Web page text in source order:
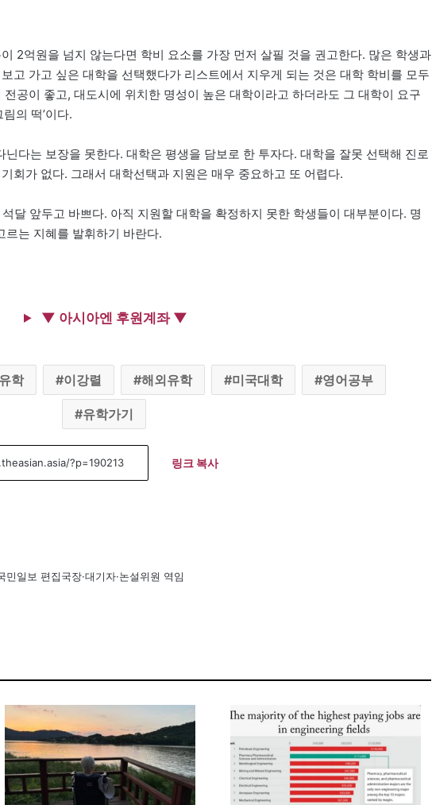
2억원을 넘지 않는다면 학비 요소를 가장 먼저 살필 것을 권고한다. 많은 학생과
고 가고 싶은 대학을 선택했다가 리스트에서 지우게 되는 것은 대학 학비를 모두
공이 좋고, 대도시에 위치한 명성이 높은 대학이라고 하더라도 그 대학이 요구
의 떡’이다.
다는 보장을 못한다. 대학은 평생을 담보로 한 투자다. 대학을 잘못 선택해 진로
회가 없다. 그래서 대학선택과 지원은 매우 중요하고 또 어렵다.
달 앞두고 바쁘다. 아직 지원할 대학을 확정하지 못한 학생들이 대부분이다. 명
르는 지혜를 발휘하기 바란다.
▼ 아시아엔 후원계좌 ▼
학 이강렬 해외유학 미국대학 영어공부
유학가기
링크 복사
일보 편집국장·대기자·논설위원 역임